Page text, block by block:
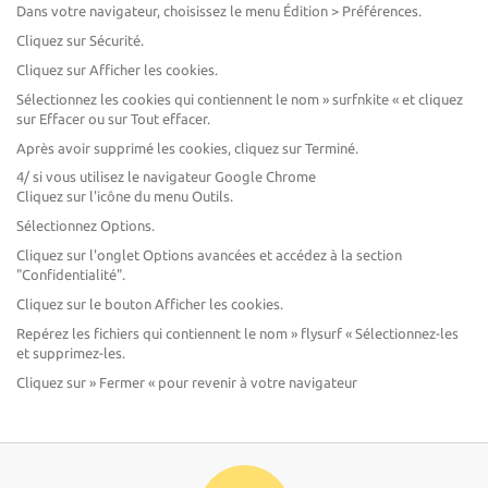
Dans votre navigateur, choisissez le menu Édition > Préférences.
Cliquez sur Sécurité.
Cliquez sur Afficher les cookies.
Sélectionnez les cookies qui contiennent le nom » surfnkite « et cliquez
sur Effacer ou sur Tout effacer.
Après avoir supprimé les cookies, cliquez sur Terminé.
4/ si vous utilisez le navigateur Google Chrome
Cliquez sur l'icône du menu Outils.
Sélectionnez Options.
Cliquez sur l'onglet Options avancées et accédez à la section
"Confidentialité".
Cliquez sur le bouton Afficher les cookies.
Repérez les fichiers qui contiennent le nom » flysurf « Sélectionnez-les
et supprimez-les.
Cliquez sur » Fermer « pour revenir à votre navigateur